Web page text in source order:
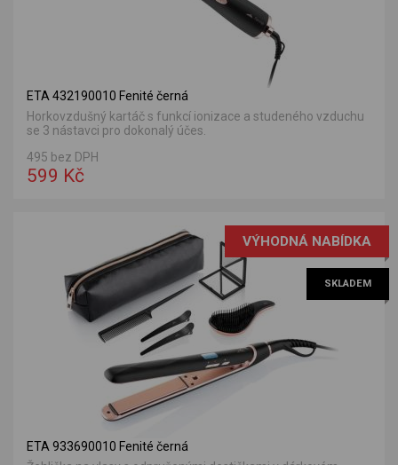
ETA 432190010 Fenité černá
Horkovzdušný kartáč s funkcí ionizace a studeného vzduchu
se 3 nástavci pro dokonalý účes.
495 bez DPH
599 Kč
VÝHODNÁ NABÍDKA
SKLADEM
ETA 933690010 Fenité černá